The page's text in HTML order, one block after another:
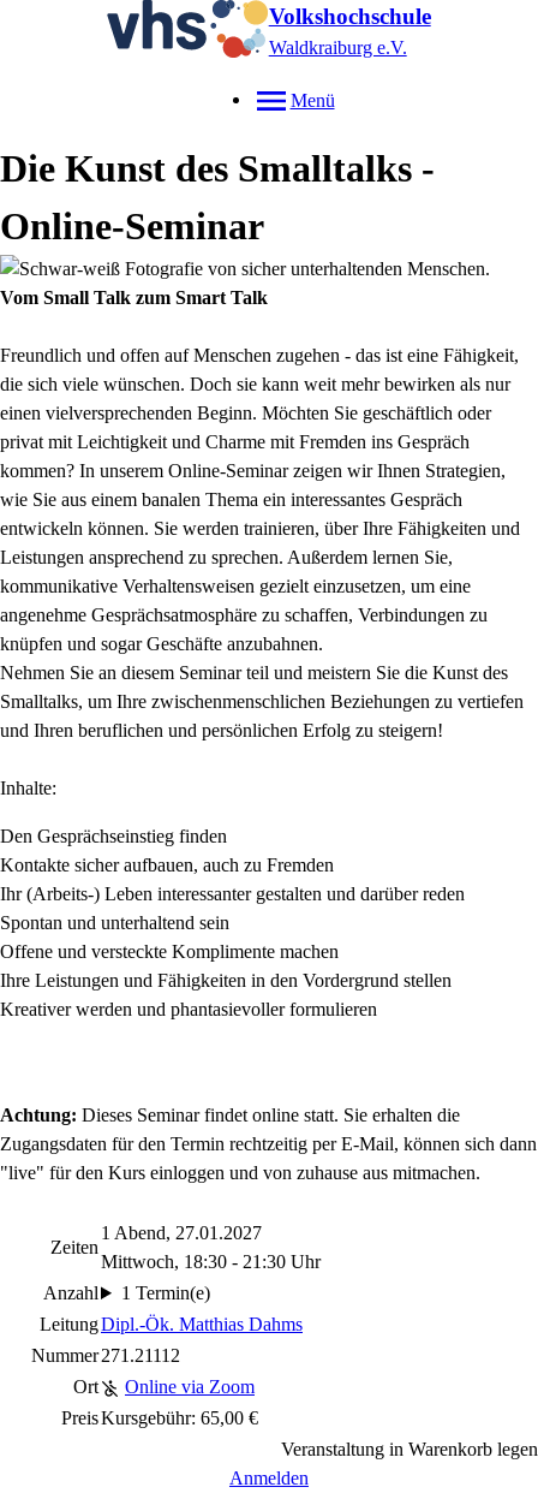
Volkshochschule
Waldkraiburg e.V.
Menü
Die Kunst des Smalltalks -
Online-Seminar
Vom Small Talk zum Smart Talk
Freundlich und offen auf Menschen zugehen - das ist eine Fähigkeit,
die sich viele wünschen. Doch sie kann weit mehr bewirken als nur
einen vielversprechenden Beginn. Möchten Sie geschäftlich oder
privat mit Leichtigkeit und Charme mit Fremden ins Gespräch
kommen? In unserem Online-Seminar zeigen wir Ihnen Strategien,
wie Sie aus einem banalen Thema ein interessantes Gespräch
entwickeln können. Sie werden trainieren, über Ihre Fähigkeiten und
Leistungen ansprechend zu sprechen. Außerdem lernen Sie,
kommunikative Verhaltensweisen gezielt einzusetzen, um eine
angenehme Gesprächsatmosphäre zu schaffen, Verbindungen zu
knüpfen und sogar Geschäfte anzubahnen.
Nehmen Sie an diesem Seminar teil und meistern Sie die Kunst des
Smalltalks, um Ihre zwischenmenschlichen Beziehungen zu vertiefen
und Ihren beruflichen und persönlichen Erfolg zu steigern!
Inhalte:
Den Gesprächseinstieg finden
Kontakte sicher aufbauen, auch zu Fremden
Ihr (Arbeits-) Leben interessanter gestalten und darüber reden
Spontan und unterhaltend sein
Offene und versteckte Komplimente machen
Ihre Leistungen und Fähigkeiten in den Vordergrund stellen
Kreativer werden und phantasievoller formulieren
Achtung: Dieses Seminar findet online statt. Sie erhalten die
Zugangsdaten für den Termin rechtzeitig per E-Mail, können sich dann
"live" für den Kurs einloggen und von zuhause aus mitmachen.
Zeiten
1 Abend, 27.01.2027
Mittwoch, 18:30 - 21:30 Uhr
Anzahl
1 Termin(e)
LeitungDipl.-Ök. Matthias Dahms
Nummer271.21112
Ort
Online via Zoom
PreisKursgebühr: 65,00 €
Veranstaltung in Warenkorb legen
Anmelden